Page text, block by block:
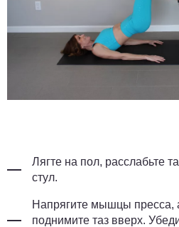
Лягте на пол, расслабьте
стул.
Напрягите мышцы пресса,
поднимите таз вверх.